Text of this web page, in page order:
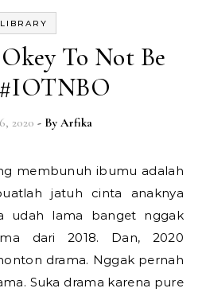
LIBRARY
To Not Be
2020 - By Arfika
jatuh cinta anaknya
udah lama banget nggak
dari 2018. Dan, 2020
drama. Nggak pernah
Suka drama karena pure